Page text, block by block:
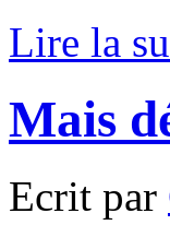
Lire la
Mais
Ecrit par